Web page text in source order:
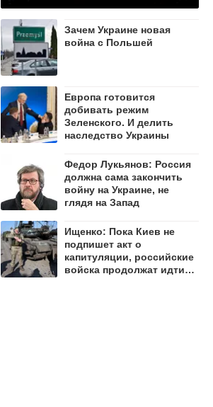
Зачем Украине новая
война с Польшей
Европа готовится
добивать режим
Зеленского. И делить
наследство Украины
Федор Лукьянов: Россия
должна сама закончить
войну на Украине, не
глядя на Запад
Ищенко: Пока Киев не
подпишет акт о
капитуляции, российские
войска продолжат идти